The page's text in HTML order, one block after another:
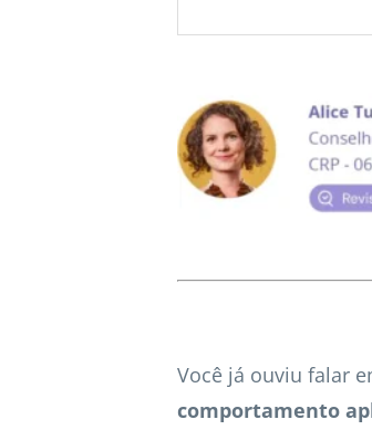
Você já ouviu falar
comportamento